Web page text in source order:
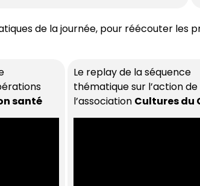
de la journée, pour réécouter les
santé
Le replay de la séquence
thématique sur l’action de
l’association Cultures du